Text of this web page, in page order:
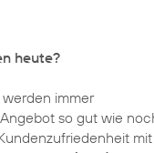
heute?
immer
so gut wie
mit